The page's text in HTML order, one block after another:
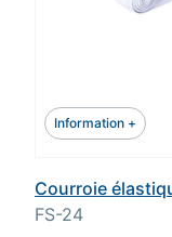
Information +
Courroie
FS-24